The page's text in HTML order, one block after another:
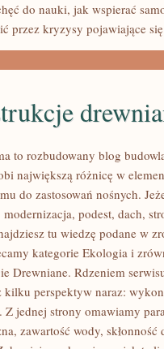
do nauki, jak wspierać
przez kryzysy pojawiające się
to rozbudowany blog
największą różnicę w
do zastosowań nośnych.
podest, dach,
tu wiedzę podane w
kategorie Ekologia i
Drewniane. Rdzeniem
kilku perspektyw naraz:
Z jednej strony omawiamy
zawartość wody,